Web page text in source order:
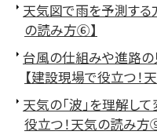
天気図で雨を予測する
の読み方⑥】
台風の仕組みや進路の
【建設現場で役立つ！
天気の「波」を理解し
役立つ！天気の読み方